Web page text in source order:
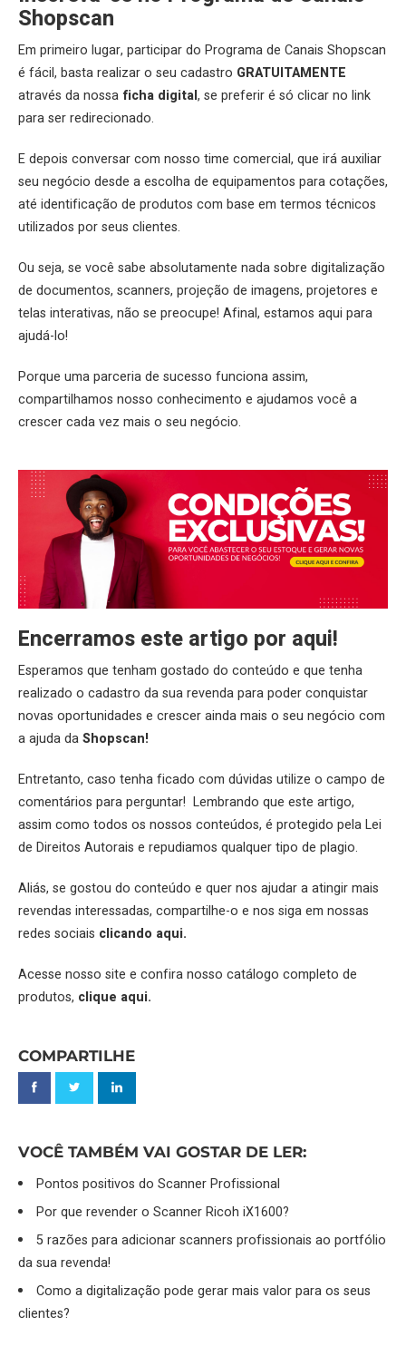
Shopscan
Em primeiro lugar, participar do Programa de Canais Shopscan
é fácil, basta realizar o seu cadastro GRATUITAMENTE
através da nossa ficha digital, se preferir é só clicar no link
para ser redirecionado.
E depois conversar com nosso time comercial, que irá auxiliar
seu negócio desde a escolha de equipamentos para cotações,
até identificação de produtos com base em termos técnicos
utilizados por seus clientes.
Ou seja, se você sabe absolutamente nada sobre digitalização
de documentos, scanners, projeção de imagens, projetores e
telas interativas, não se preocupe! Afinal, estamos aqui para
ajudá-lo!
Porque uma parceria de sucesso funciona assim,
compartilhamos nosso conhecimento e ajudamos você a
crescer cada vez mais o seu negócio.
Encerramos este artigo por aqui!
Esperamos que tenham gostado do conteúdo e que tenha
realizado o cadastro da sua revenda para poder conquistar
novas oportunidades e crescer ainda mais o seu negócio com
a ajuda daShopscan!
Entretanto, caso tenha ficado com dúvidas utilize o campo de
comentários para perguntar! Lembrando que este artigo,
assim como todos os nossos conteúdos, é protegido pela Lei
de Direitos Autorais e repudiamos qualquer tipo de plagio.
Aliás, se gostou do conteúdo e quer nos ajudar a atingir mais
revendas interessadas, compartilhe-o e nos siga em nossas
redes sociais clicando aqui.
Acesse nosso site e confira nosso catálogo completo de
produtos, clique aqui.
COMPARTILHE
VOCÊ TAMBÉM VAI GOSTAR DE LER:
Pontos positivos do Scanner Profissional
Por que revender o Scanner Ricoh iX1600?
5 razões para adicionar scanners profissionais ao portfólio
da sua revenda!
Como a digitalização pode gerar mais valor para os seus
clientes?